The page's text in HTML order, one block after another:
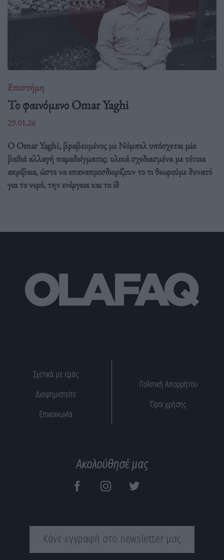
Επιστήμη
Το φαινόμενο Omar Yaghi
29.01.26
Ο Omar Yaghi, βραβευμένος με Νόμπελ υπόσχεται μία
βαθιά αλλαγή παραδείγματος: υλικά σχεδιασμένα με τέτοια
ακρίβεια, ώστε να επαναπροσδιορίζουν το τι θεωρούμε δυνατό
για το νερό, την ενέργεια και το ίδ
Σχετικά με εμάς
Διαφημιστείτε
Επικοινωνία
Πολιτική Απορρήτου
Όροι χρήσης
Ακολούθησέ μας
Κάνε εγγραφή στο newsletter μας